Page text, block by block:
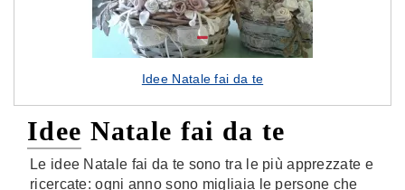
Idee Natale fai da te
Idee Natale fai da te
Le idee Natale fai da te sono tra le più apprezzate e
ricercate: ogni anno sono migliaia le persone che